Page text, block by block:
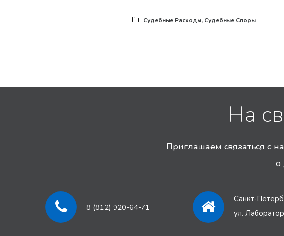
Судебные Расходы, Судебные Споры
На
Приглашаем связаться с
о
8 (812) 920-64-71
Санкт-
ул.